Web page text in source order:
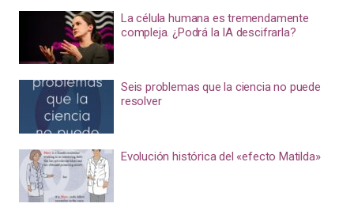
La célula humana es tremendamente
compleja. ¿Podrá la IA descifrarla?
Seis problemas que la ciencia no puede
resolver
Evolución histórica del «efecto Matilda»